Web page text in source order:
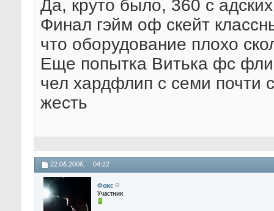
Да, круто было, 360 с
Финал гэйм оф скейт
что оборудование плохо
Еще попытка Витька фс
чел хардфлип с семи почти
жесть
22.06.2006, 04:22
Фокс
Участник